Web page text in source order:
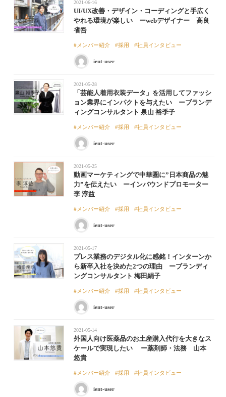
2021-06-16
UI/UX改善・デザイン・コーディングと手広く
やれる環境が楽しい ーwebデザイナー 高良
省吾
メンバー紹介 採用 社員インタビュー
ient-user
2021-05-28
「芸能人着用衣装データ」を活用してファッシ
ョン業界にインパクトを与えたい ーブランデ
ィングコンサルタント 泉山 裕季子
メンバー紹介 採用 社員インタビュー
ient-user
2021-05-25
動画マーケティングで中華圏に”日本商品の魅
力”を伝えたい ーインバウンドプロモーター
李 淳益
メンバー紹介 採用 社員インタビュー
ient-user
2021-05-17
プレス業務のデジタル化に感銘！インターンか
ら新卒入社を決めた2つの理由 ーブランディ
ングコンサルタント 梅田絹子
メンバー紹介 採用 社員インタビュー
ient-user
2021-05-14
外国人向け医薬品のお土産購入代行を大きなス
ケールで実現したい ー薬剤師・法務 山本
悠貴
メンバー紹介 採用 社員インタビュー
ient-user